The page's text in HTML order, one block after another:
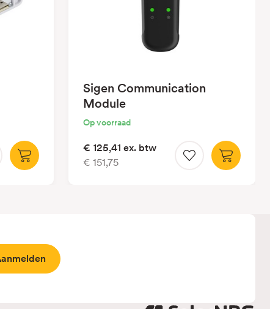
Sigen Communication
Module
Op voorraad
€ 125,41 ex. btw
€ 151,75